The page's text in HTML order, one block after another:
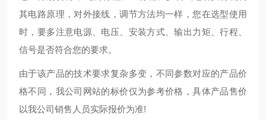
其电路原理，对外接线，调节方法均一样，您在选型使用
时，要多注意电源、电压、安装方式、输出力矩、行程、
信号是否符合您的要求。
由于该产品的技术要求复杂多变，不同参数对应的产品价
格不同，我公司网站的标价仅为参考价格，具体产品售价
以我公司销售人员实际报价为准!